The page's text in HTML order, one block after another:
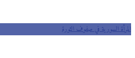
المرأة السورية في صفوف الثورة